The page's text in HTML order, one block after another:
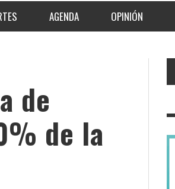
AGENDA OPINIÓN
de
de la